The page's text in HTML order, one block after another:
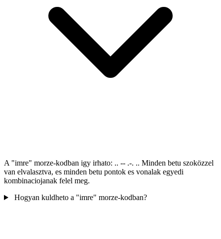
A "imre" morze-kodban igy irhato: .. -- .-. .. Minden betu szoközzel
van elvalasztva, es minden betu pontok es vonalak egyedi
kombinaciojanak felel meg.
Hogyan kuldheto a "imre" morze-kodban?